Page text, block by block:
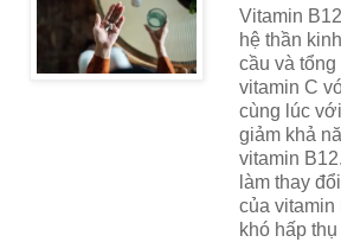
Vitamin
hệ thần
cầu và
vitamin C
cùng lúc
giảm khả
vitamin
làm thay
của vitamin
khó hấp